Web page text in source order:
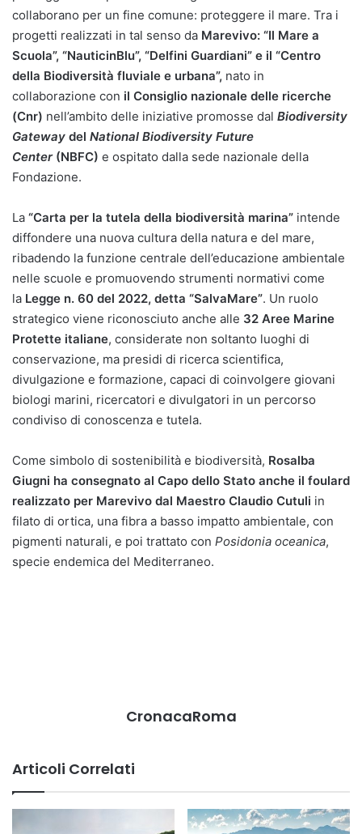
collaborano per un fine comune: proteggere il mare. Tra i
progetti realizzati in tal senso da Marevivo: “Il Mare a
Scuola”, “NauticinBlu”, “Delfini Guardiani” e il “Centro
della Biodiversità fluviale e urbana”, nato in
collaborazione con il Consiglio nazionale delle ricerche
(Cnr) nell’ambito delle iniziative promosse dal Biodiversity
Gateway del National Biodiversity Future
Center (NBFC) e ospitato dalla sede nazionale della
Fondazione.
La “Carta per la tutela della biodiversità marina” intende
diffondere una nuova cultura della natura e del mare,
ribadendo la funzione centrale dell’educazione ambientale
nelle scuole e promuovendo strumenti normativi come
la Legge n. 60 del 2022, detta “SalvaMare”. Un ruolo
strategico viene riconosciuto anche alle 32 Aree Marine
Protette italiane, considerate non soltanto luoghi di
conservazione, ma presidi di ricerca scientifica,
divulgazione e formazione, capaci di coinvolgere giovani
biologi marini, ricercatori e divulgatori in un percorso
condiviso di conoscenza e tutela.
Come simbolo di sostenibilità e biodiversità, Rosalba
Giugni ha consegnato al Capo dello Stato anche il foulard
realizzato per Marevivo dal Maestro Claudio Cutuli in
filato di ortica, una fibra a basso impatto ambientale, con
pigmenti naturali, e poi trattato con Posidonia oceanica,
specie endemica del Mediterraneo.
CronacaRoma
Articoli Correlati